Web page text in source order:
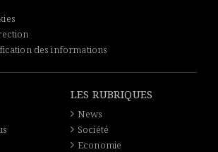
des informations
LES RUBRIQUES
News
Société
Economie